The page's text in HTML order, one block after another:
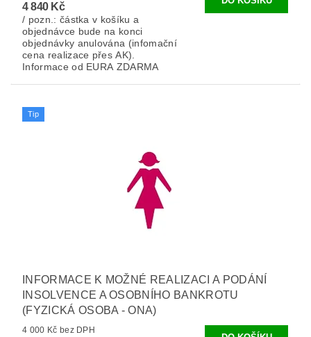
4 840 Kč
/ pozn.: částka v košíku a
objednávce bude na konci
objednávky anulována (infomační
cena realizace přes AK).
Informace od EURA ZDARMA
Tip
INFORMACE K MOŽNÉ REALIZACI A PODÁNÍ
INSOLVENCE A OSOBNÍHO BANKROTU
(FYZICKÁ OSOBA - ONA)
4 000 Kč bez DPH